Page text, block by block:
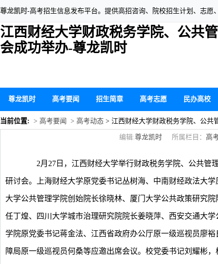
尊龙凯时-高考招生信息发布平台。提供高招咨询、院校招生计划、志愿
江西财经大学财政税务学院、公共
会成功举办-尊龙凯时
尊龙凯时 高考要闻 招生简章 高考志愿 民办高校
当前位置: > 高考要闻 > 高考动态 > 江西财经大学财政税务学院、公共
编辑:尊龙凯时 所属栏目： 高
2月27日，江西财经大学举行财政税务学院、公共管
研讨会。上海财经大学原党委书记丛树海、中南财经政法大
大学公共管理学院创始院长徐晓林、厦门大学公共政策研究
任丁煌、四川大学城市治理研究院院长姜晓萍、西安交通大
学院原党委书记蒋金法、江西省政府办公厅原一级巡视员廖
障局原一级巡视员何桑等应邀出席会议。校党委书记刘耀彬